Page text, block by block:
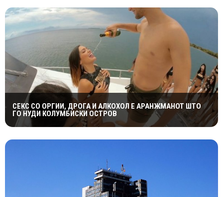
СЕКС СО ОРГИИ, ДРОГА И АЛКОХОЛ Е АРАНЖМАНОТ ШТО
ГО НУДИ КОЛУМБИСКИ ОСТРОВ